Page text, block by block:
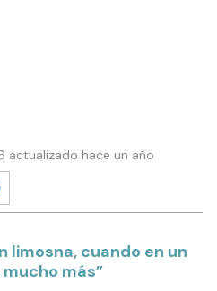
actualizado hace un año
limosna, cuando en un
mucho más”